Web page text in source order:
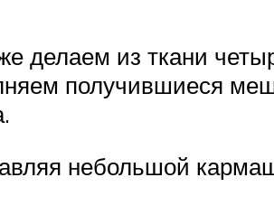
делаем из ткани
получившиеся
небольшой